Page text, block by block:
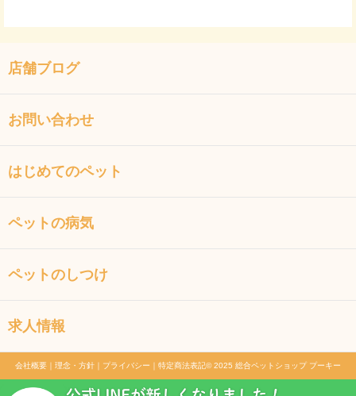
店舗ブログ
お問い合わせ
はじめてのペット
ペットの病気
ペットのしつけ
求人情報
会社概要 ｜ 理念・方針 ｜ プライバシー ｜ 特定商法表記© 2025 総合ペットショップ プーキー